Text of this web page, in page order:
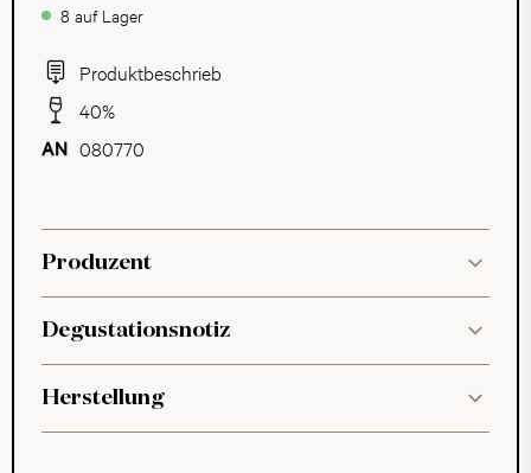
Produktbeschrieb
40%
080770
8 auf Lager
Produzent
Degustationsnotiz
Herstellung